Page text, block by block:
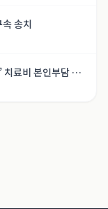
속 송치
치료비 본인부담 면